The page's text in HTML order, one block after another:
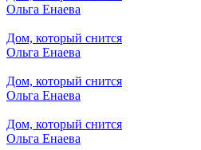
Ольга Енаева
Дом, который снится
Ольга Енаева
Дом, который снится
Ольга Енаева
Дом, который снится
Ольга Енаева